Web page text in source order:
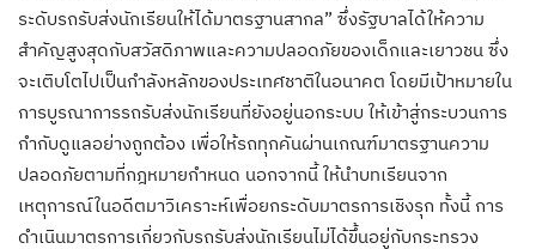
ระดับรถรับส่งนักเรียนให้ได้มาตรฐานสากล” ซึ่งรัฐบาลได้ให้ความ
สำคัญสูงสุดกับสวัสดิภาพและความปลอดภัยของเด็กและเยาวชน ซึ่ง
จะเติบโตไปเป็นกำลังหลักของประเทศชาติในอนาคต โดยมีเป้าหมายใน
การบูรณาการรถรับส่งนักเรียนที่ยังอยู่นอกระบบ ให้เข้าสู่กระบวนการ
กำกับดูแลอย่างถูกต้อง เพื่อให้รถทุกคันผ่านเกณฑ์มาตรฐานความ
ปลอดภัยตามที่กฎหมายกำหนด นอกจากนี้ ให้นำบทเรียนจาก
เหตุการณ์ในอดีตมาวิเคราะห์เพื่อยกระดับมาตรการเชิงรุก ทั้งนี้ การ
ดำเนินมาตรการเกี่ยวกับรถรับส่งนักเรียนไม่ได้ขึ้นอยู่กับกระทรวง